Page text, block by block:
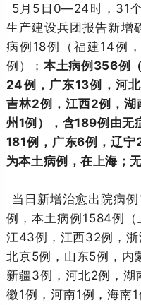
5月5日0—24时，31
生产建设兵团报告新增
病例18例（福建14例
例）； 本土病例356例
24例，广东13例，河
吉林2例，江西2例，湖
州1例），含189例由无
181例，广东6例，辽
为本土病例，在上海；
当日新增治愈出院病
例，本土病例1584例
江43例，江西32例，浙
北京5例，山东5例，内
新疆3例，河北2例，湖
徽1例，河南1例，海南